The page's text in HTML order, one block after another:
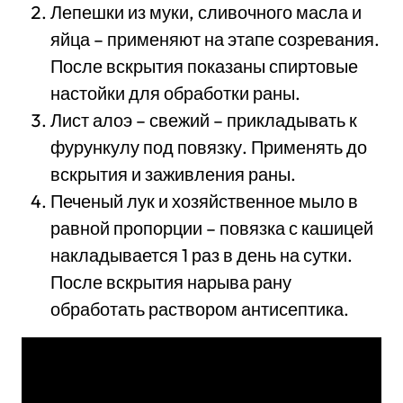
Лепешки из муки, сливочного масла и
яйца – применяют на этапе созревания.
После вскрытия показаны спиртовые
настойки для обработки раны.
Лист алоэ – свежий – прикладывать к
фурункулу под повязку. Применять до
вскрытия и заживления раны.
Печеный лук и хозяйственное мыло в
равной пропорции – повязка с кашицей
накладывается 1 раз в день на сутки.
После вскрытия нарыва рану
обработать раствором антисептика.